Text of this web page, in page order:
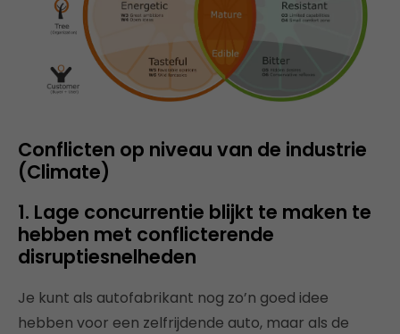
Conflicten op niveau van de industrie
(Climate)
1. Lage concurrentie blijkt te maken te
hebben met conflicterende
disruptiesnelheden
Je kunt als autofabrikant nog zo’n goed idee
hebben voor een zelfrijdende auto, maar als de